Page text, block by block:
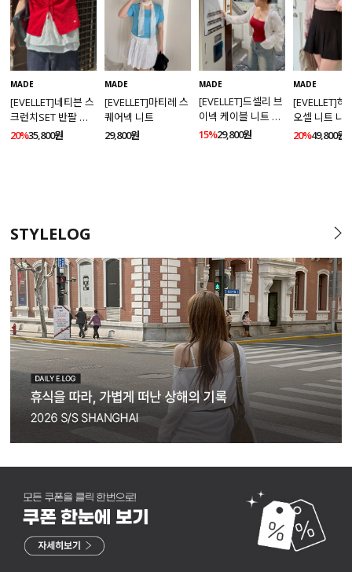
MADE
[EVELLET]네티븐 스
크런치SET 반팔 니
트 가디건
20%35,800원
MADE
[EVELLET]마티레 스
퀘어넥 니트
29,800원
MADE
[EVELLET]드셀리 브
이넥 케이블 니트 가
디건
15%29,800원
MADE
[EVELLET]하
오셀 니트 나
건 SET
20%49,800원
STYLELOG